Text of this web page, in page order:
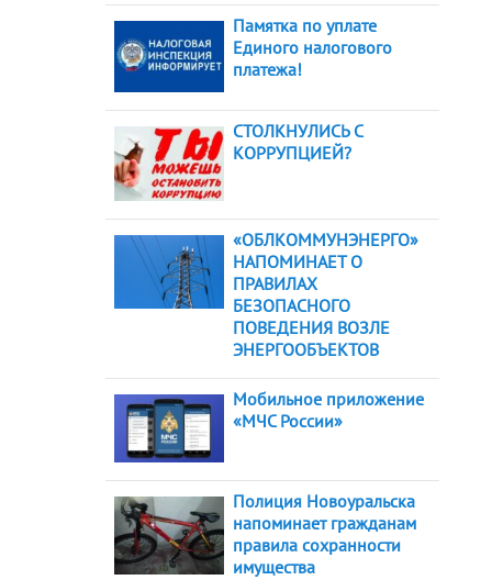
Памятка по уплате
Единого налогового
платежа!
СТОЛКНУЛИСЬ С
КОРРУПЦИЕЙ?
«ОБЛКОММУНЭНЕРГО»
НАПОМИНАЕТ О
ПРАВИЛАХ
БЕЗОПАСНОГО
ПОВЕДЕНИЯ ВОЗЛЕ
ЭНЕРГООБЪЕКТОВ
Мобильное приложение
«МЧС России»
Полиция Новоуральска
напоминает гражданам
правила сохранности
имущества